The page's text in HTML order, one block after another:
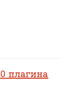
плагина